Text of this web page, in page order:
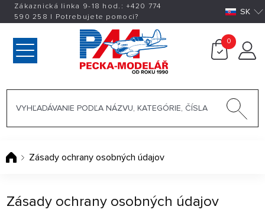
Zákaznická linka 9-18 hod.:+420 774
590 258 | Potrebujete pomoci? SK
0
Zásady ochrany osobných údajov
Zásady ochrany osobných údajov